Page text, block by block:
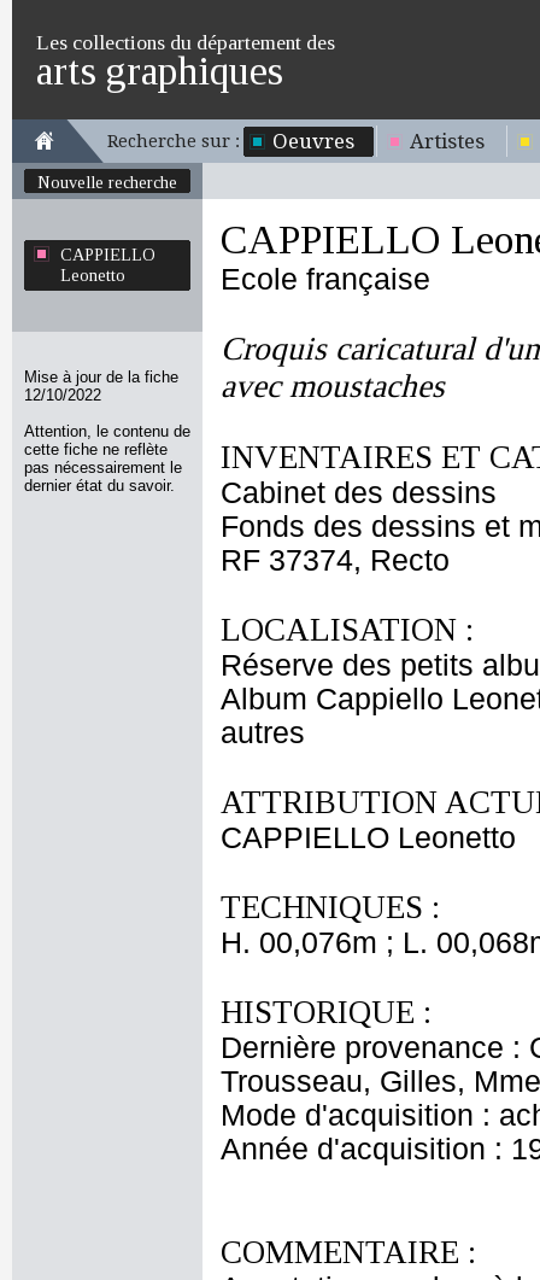
Les collections du département des
arts graphiques
Recherche sur : Oeuvres Artistes
Nouvelle recherche
CAPPIELLO
Leonetto
Mise à jour de la fiche
12/10/2022
Attention, le contenu de
cette fiche ne reflète
pas nécessairement le
dernier état du savoir.
CAPPIELLO
Ecole française
Croquis caricatural
avec moustaches
INVENTAIRES ET
Cabinet des dessins
Fonds des dessins et
RF 37374, Recto
LOCALISATION :
Réserve des petits
Album Cappiello
autres
ATTRIBUTION
CAPPIELLO Leonetto
TECHNIQUES :
H. 00,076m ; L.
HISTORIQUE :
Dernière provenance :
Trousseau, Gilles,
Mode d'acquisition :
Année d'acquisition :
COMMENTAIRE :